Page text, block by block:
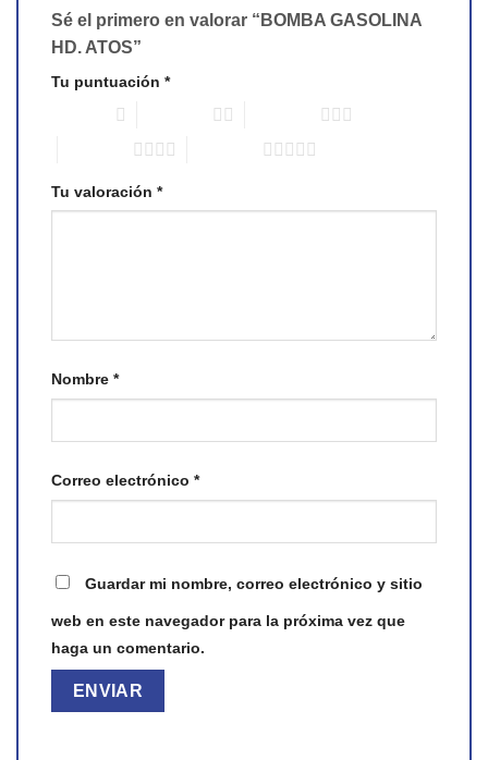
Sé el primero en valorar “BOMBA GASOLINA
HD. ATOS”
Tu puntuación *
Tu valoración *
Nombre *
Correo electrónico *
Guardar mi nombre, correo electrónico y sitio
web en este navegador para la próxima vez que
haga un comentario.